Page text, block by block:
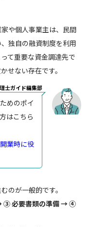
や個人事業主は、民間
独自の融資制度を利用
て重要な資金調達先で
せない存在です。
士ガイド編集部
めのポイ
はこちら
業時に役
のが一般的です。
③ 必要書類の準備 → ④